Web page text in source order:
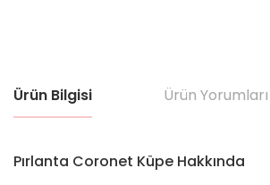
Ürün Bilgisi Ürün Yorumları
Pırlanta Coronet Küpe Hakkında